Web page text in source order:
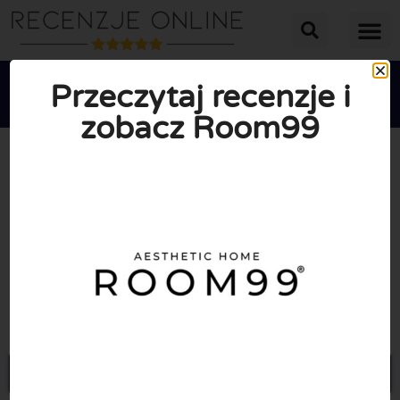

Przeczytaj recenzje i
zobacz Room99